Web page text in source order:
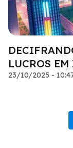
LUCROS
23/10/2025 -